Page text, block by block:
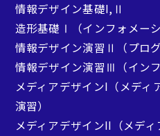
情報デザイン基礎I,Ⅱ
造形基礎Ⅰ（インフォメー
情報デザイン演習Ⅱ（プログ
情報デザイン演習Ⅲ（イン
メディアデザインI（メデ
演習）
メディアデザインII（メデ